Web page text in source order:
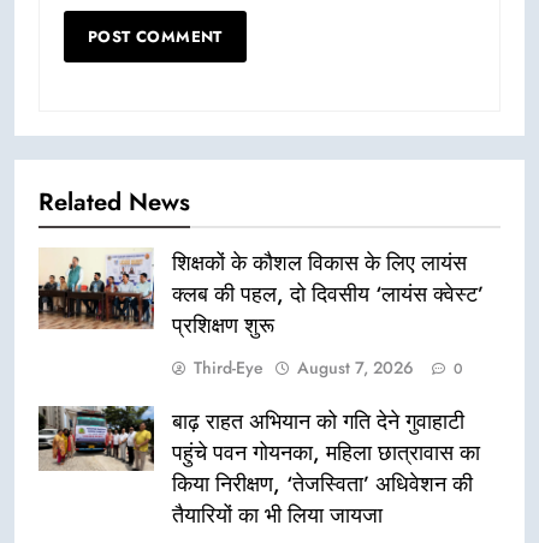
Related News
शिक्षकों के कौशल विकास के लिए लायंस
क्लब की पहल, दो दिवसीय ‘लायंस क्वेस्ट’
प्रशिक्षण शुरू
Third-Eye August 7, 2026 0
बाढ़ राहत अभियान को गति देने गुवाहाटी
पहुंचे पवन गोयनका, महिला छात्रावास का
किया निरीक्षण, ‘तेजस्विता’ अधिवेशन की
तैयारियों का भी लिया जायजा